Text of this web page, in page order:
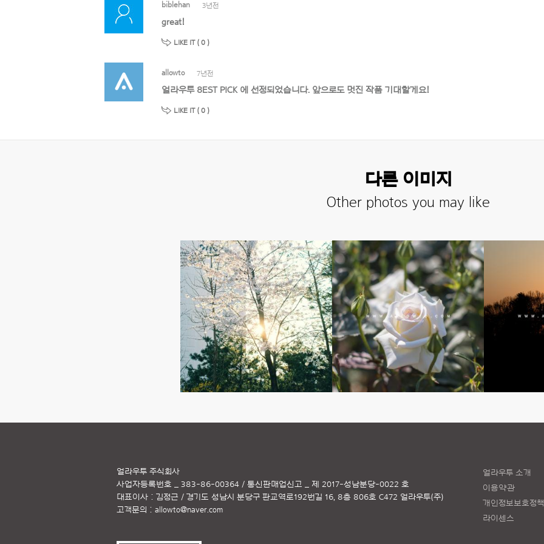
biblehan 3년전
great!
LIKE IT ( 0 )
allowto 7년전
얼라우투 8EST PICK 에 선정되었습니다. 앞으로도 멋진 작품 기대할게요!
LIKE IT ( 0 )
다른 이미지
Other photos you may like
얼라우투 소개
이용약관
개인정보보호정책
라이센스
얼라우투 주식회사
사업자등록번호 _ 383-86-00364 / 통신판매업신고 _ 제 2017-성남분당-0022 호
대표이사 : 김정근 / 경기도 성남시 분당구 판교역로192번길 16, 8층 806호 C472 얼라우투(주)
고객문의 : allowto@naver.com